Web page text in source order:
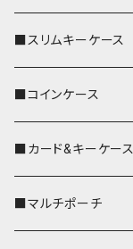
■スリムキーケース
■コインケース
■カード&キーケース
■マルチポーチ